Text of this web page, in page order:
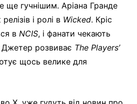
ще гучнішим. Аріана Гранде
і ролі в Wicked. Кріс
в NCIS, і фанати чекають
Джетер розвиває The Players’
щось велике для